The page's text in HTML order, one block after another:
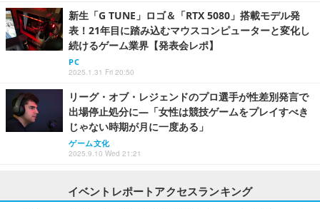
新生「G TUNE」ロゴ＆「RTX 5080」搭載モデル発
表！21年目に踏み込むマウスコンピューターと変化し
続けるゲーム業界【発表会レポ】
PC
2025.1.31 Fri 20:50
リーグ・オブ・レジェンドのプロ選手が性差別発言で
出場停止処分に―「女性は競技ゲームをプレイすべき
じゃない時期が月に一度ある」
ゲーム文化
2025.9.10 Wed 21:21
イベントレポートアクセスランキング